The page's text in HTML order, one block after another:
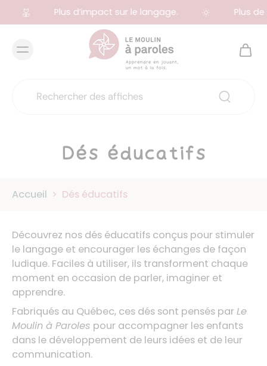
Plus d’impact sur le langage. Plus de
Dés éducatifs
Accueil > Dés éducatifs
Découvrez nos dés éducatifs conçus pour stimuler
le langage et encourager les échanges de façon
ludique. Faciles à utiliser, ils transforment chaque
moment en occasion de parler, imaginer et
apprendre.
Fabriqués au Québec, ces dés sont pensés parLe
Moulin à Paroles pour accompagner les enfants
dans le développement de leurs idées et de leur
communication.